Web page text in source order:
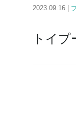
2023.09.16 |
トイ